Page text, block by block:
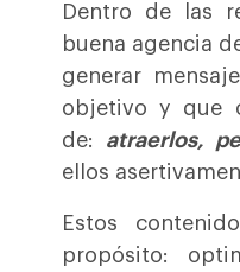
Dentro de las
buena agencia
generar
objetivo y que
de: atraerlos,
ellos
Estos
propósito: